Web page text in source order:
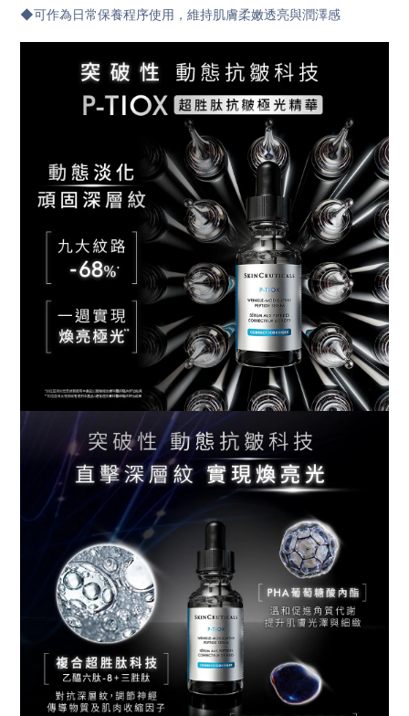
◆可作為日常保養程序使用，維持肌膚柔嫩透亮與潤澤感